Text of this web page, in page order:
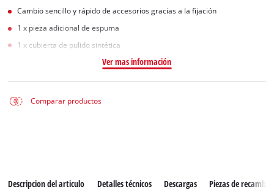
Cambio sencillo y rápido de accesorios gracias a la fijación
1 x pieza adicional de espuma
1 x cubierta de pulido sintética
Ver mas información
Comparar productos
Descripcion del articulo Detalles técnicos Descargas Piezas de recambio